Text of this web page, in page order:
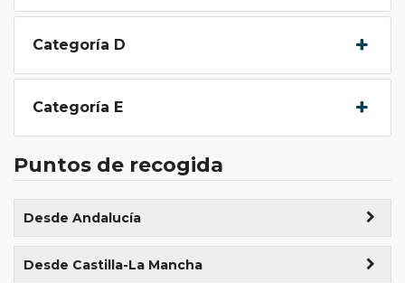
Categoría D
Categoría E
Puntos de recogida
Desde Andalucía
Desde Castilla-La Mancha